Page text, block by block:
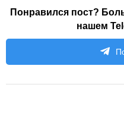
Понравился пост?
нашем